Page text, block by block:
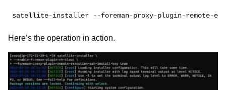
Here’s the operation in action.